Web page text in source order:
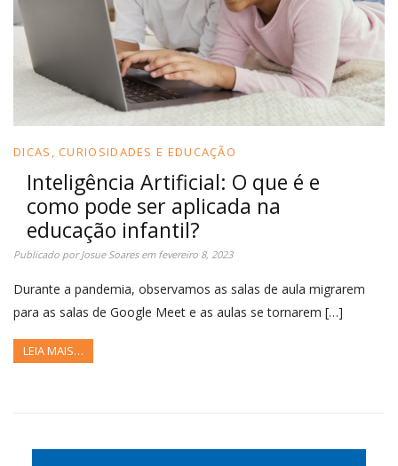
DICAS, CURIOSIDADES E EDUCAÇÃO
Inteligência Artificial: O que é e
como pode ser aplicada na
educação infantil?
Publicado porJosue Soaresem fevereiro 8, 2023
Durante a pandemia, observamos as salas de aula migrarem
para as salas de Google Meet e as aulas se tornarem […]
LEIA MAIS…